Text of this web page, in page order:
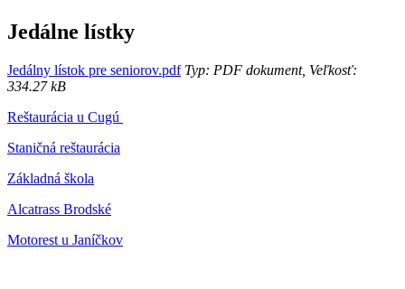
Jedálne lístky
Jedálny lístok pre seniorov.pdfTyp: PDF dokument, Veľkosť:
334.27 kB
Reštaurácia u Cugú
Staničná reštaurácia
Základná škola
Alcatrass Brodské
Motorest u Janíčkov